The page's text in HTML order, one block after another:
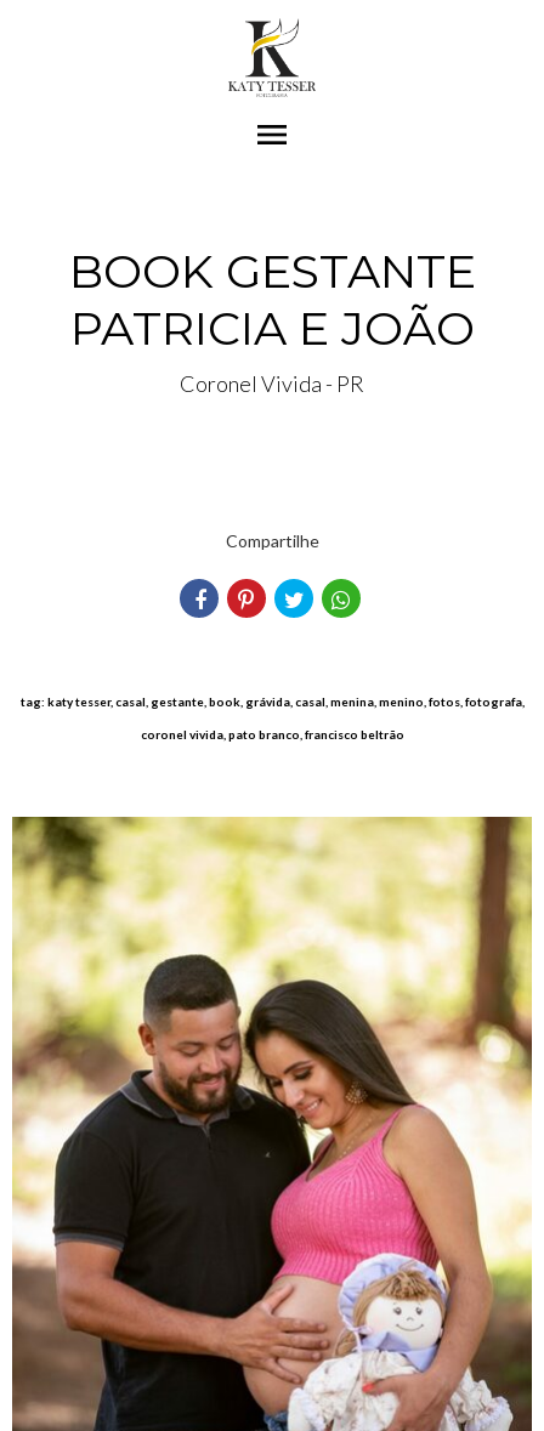
menu
BOOK GESTANTE
PATRICIA E JOÃO
Coronel Vivida - PR
Compartilhe
tag: katy tesser, casal, gestante, book, grávida, casal, menina, menino, fotos, fotografa,
coronel vivida, pato branco, francisco beltrão